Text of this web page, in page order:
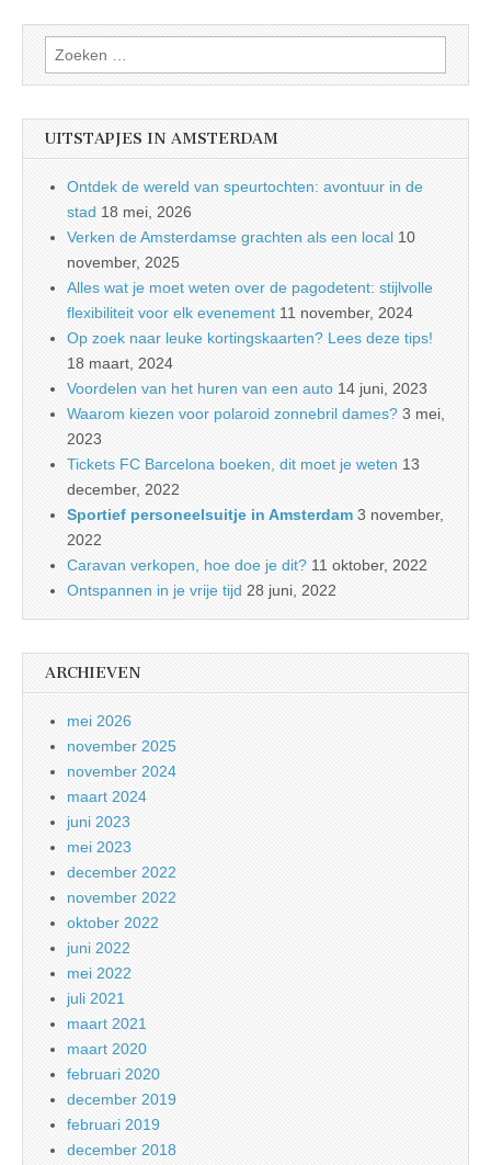
Zoeken
naar:
UITSTAPJES IN AMSTERDAM
Ontdek de wereld van speurtochten: avontuur in de
stad 18 mei, 2026
Verken de Amsterdamse grachten als een local 10
november, 2025
Alles wat je moet weten over de pagodetent: stijlvolle
flexibiliteit voor elk evenement 11 november, 2024
Op zoek naar leuke kortingskaarten? Lees deze tips!
18 maart, 2024
Voordelen van het huren van een auto 14 juni, 2023
Waarom kiezen voor polaroid zonnebril dames? 3 mei,
2023
Tickets FC Barcelona boeken, dit moet je weten 13
december, 2022
Sportief personeelsuitje in Amsterdam 3 november,
2022
Caravan verkopen, hoe doe je dit? 11 oktober, 2022
Ontspannen in je vrije tijd 28 juni, 2022
ARCHIEVEN
mei 2026
november 2025
november 2024
maart 2024
juni 2023
mei 2023
december 2022
november 2022
oktober 2022
juni 2022
mei 2022
juli 2021
maart 2021
maart 2020
februari 2020
december 2019
februari 2019
december 2018